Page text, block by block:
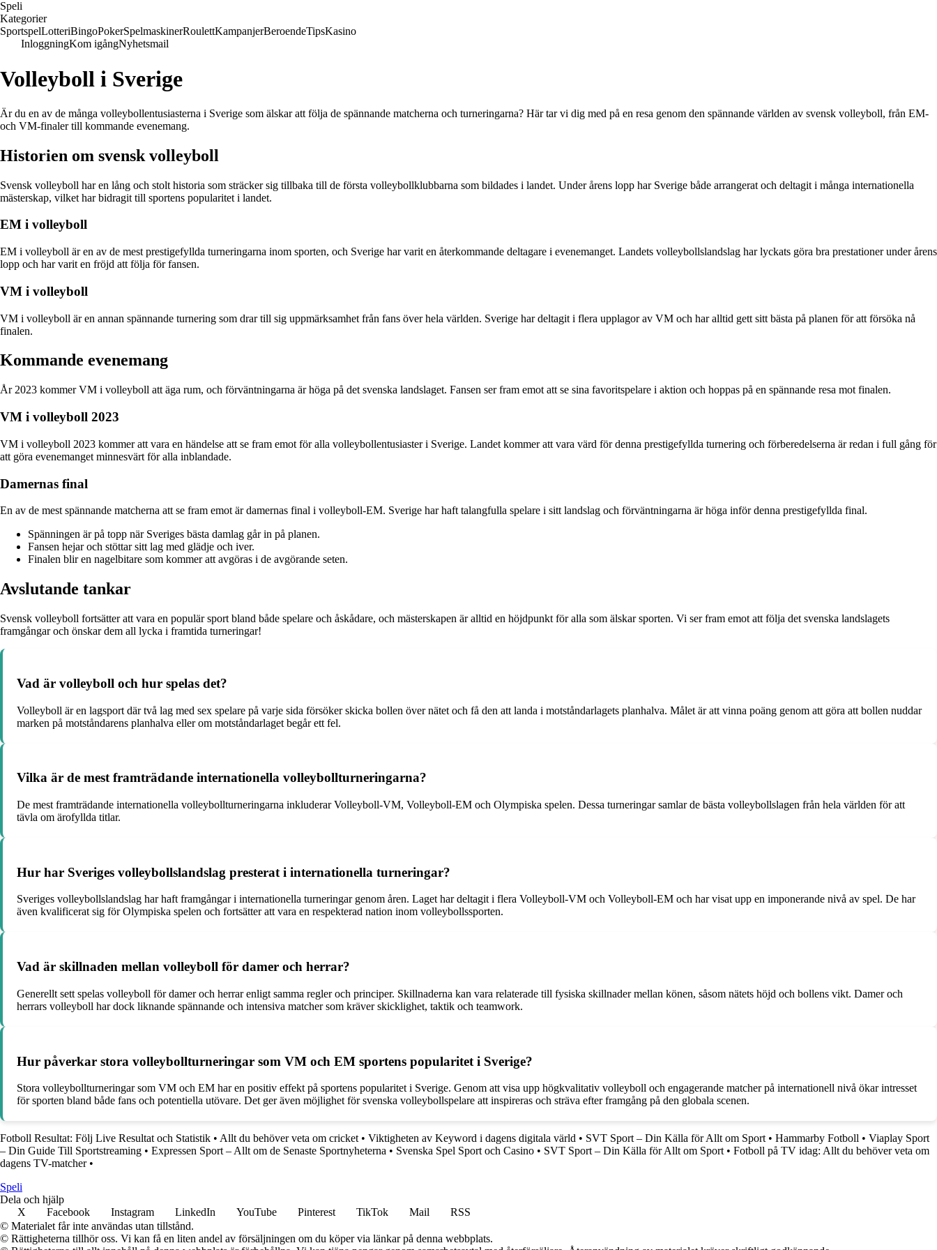
Speli
Kategorier
SportspelLotteriBingoPokerSpelmaskinerRoulettKampanjerBeroendeTipsKasino
InloggningKom igångNyhetsmail
Volleyboll i Sverige
Är du en av de många volleybollentusiasterna i Sverige som älskar att följa de spännande matcherna och turneringarna? Här tar vi dig med på en resa genom den spännande världen av svensk volleyboll, från EM-
och VM-finaler till kommande evenemang.
Historien om svensk volleyboll
Svensk volleyboll har en lång och stolt historia som sträcker sig tillbaka till de första volleybollklubbarna som bildades i landet. Under årens lopp har Sverige både arrangerat och deltagit i många internationella
mästerskap, vilket har bidragit till sportens popularitet i landet.
EM i volleyboll
EM i volleyboll är en av de mest prestigefyllda turneringarna inom sporten, och Sverige har varit en återkommande deltagare i evenemanget. Landets volleybollslandslag har lyckats göra bra prestationer under årens
lopp och har varit en fröjd att följa för fansen.
VM i volleyboll
VM i volleyboll är en annan spännande turnering som drar till sig uppmärksamhet från fans över hela världen. Sverige har deltagit i flera upplagor av VM och har alltid gett sitt bästa på planen för att försöka nå
finalen.
Kommande evenemang
År 2023 kommer VM i volleyboll att äga rum, och förväntningarna är höga på det svenska landslaget. Fansen ser fram emot att se sina favoritspelare i aktion och hoppas på en spännande resa mot finalen.
VM i volleyboll 2023
VM i volleyboll 2023 kommer att vara en händelse att se fram emot för alla volleybollentusiaster i Sverige. Landet kommer att vara värd för denna prestigefyllda turnering och förberedelserna är redan i full gång för
att göra evenemanget minnesvärt för alla inblandade.
Damernas final
En av de mest spännande matcherna att se fram emot är damernas final i volleyboll-EM. Sverige har haft talangfulla spelare i sitt landslag och förväntningarna är höga inför denna prestigefyllda final.
Spänningen är på topp när Sveriges bästa damlag går in på planen.
Fansen hejar och stöttar sitt lag med glädje och iver.
Finalen blir en nagelbitare som kommer att avgöras i de avgörande seten.
Avslutande tankar
Svensk volleyboll fortsätter att vara en populär sport bland både spelare och åskådare, och mästerskapen är alltid en höjdpunkt för alla som älskar sporten. Vi ser fram emot att följa det svenska landslagets
framgångar och önskar dem all lycka i framtida turneringar!
Vad är volleyboll och hur spelas det?
Volleyboll är en lagsport där två lag med sex spelare på varje sida försöker skicka bollen över nätet och få den att landa i motståndarlagets planhalva. Målet är att vinna poäng genom att göra att bollen nuddar
marken på motståndarens planhalva eller om motståndarlaget begår ett fel.
Vilka är de mest framträdande internationella volleybollturneringarna?
De mest framträdande internationella volleybollturneringarna inkluderar Volleyboll-VM, Volleyboll-EM och Olympiska spelen. Dessa turneringar samlar de bästa volleybollslagen från hela världen för att
tävla om ärofyllda titlar.
Hur har Sveriges volleybollslandslag presterat i internationella turneringar?
Sveriges volleybollslandslag har haft framgångar i internationella turneringar genom åren. Laget har deltagit i flera Volleyboll-VM och Volleyboll-EM och har visat upp en imponerande nivå av spel. De har
även kvalificerat sig för Olympiska spelen och fortsätter att vara en respekterad nation inom volleybollssporten.
Vad är skillnaden mellan volleyboll för damer och herrar?
Generellt sett spelas volleyboll för damer och herrar enligt samma regler och principer. Skillnaderna kan vara relaterade till fysiska skillnader mellan könen, såsom nätets höjd och bollens vikt. Damer och
herrars volleyboll har dock liknande spännande och intensiva matcher som kräver skicklighet, taktik och teamwork.
Hur påverkar stora volleybollturneringar som VM och EM sportens popularitet i Sverige?
Stora volleybollturneringar som VM och EM har en positiv effekt på sportens popularitet i Sverige. Genom att visa upp högkvalitativ volleyboll och engagerande matcher på internationell nivå ökar intresset
för sporten bland både fans och potentiella utövare. Det ger även möjlighet för svenska volleybollspelare att inspireras och sträva efter framgång på den globala scenen.
Fotboll Resultat: Följ Live Resultat och Statistik • Allt du behöver veta om cricket • Viktigheten av Keyword i dagens digitala värld • SVT Sport – Din Källa för Allt om Sport • Hammarby Fotboll • Viaplay Sport
– Din Guide Till Sportstreaming • Expressen Sport – Allt om de Senaste Sportnyheterna • Svenska Spel Sport och Casino • SVT Sport – Din Källa för Allt om Sport • Fotboll på TV idag: Allt du behöver veta om
dagens TV-matcher•
Speli
Dela och hjälp
X
Facebook Instagram LinkedIn YouTube Pinterest TikTok Mail
RSS
© Materialet får inte användas utan tillstånd.
© Rättigheterna tillhör oss. Vi kan få en liten andel av försäljningen om du köper via länkar på denna webbplats.